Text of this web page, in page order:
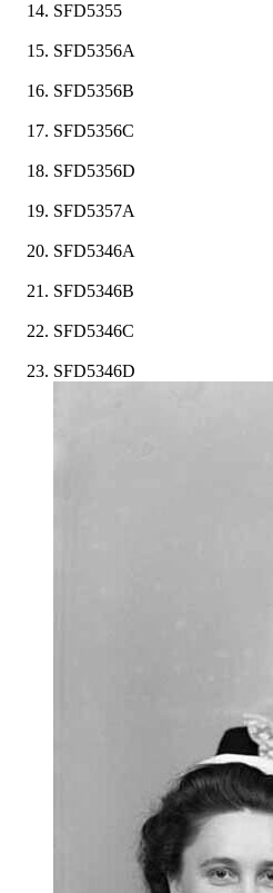
SFD5355
SFD5356A
SFD5356B
SFD5356C
SFD5356D
SFD5357A
SFD5346A
SFD5346B
SFD5346C
SFD5346D